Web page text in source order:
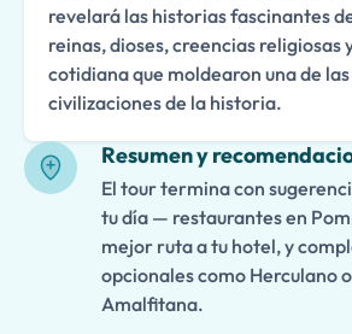
revelará las historias fascinantes
reinas, dioses, creencias religiosas
cotidiana que moldearon una de
civilizaciones de la historia.
Resumen y
El tour termina con
tu día — restaurantes en
mejor ruta a tu hotel, y
opcionales como Herculano
Amalfitana.